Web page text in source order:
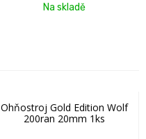
Na skladě
Ohňostroj Gold Edition Wolf
200ran 20mm 1ks